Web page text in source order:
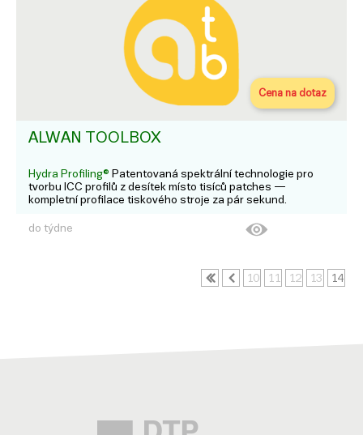
Cena na dotaz
ALWAN TOOLBOX
Hydra Profiling® Patentovaná spektrální technologie pro
tvorbu ICC profilů z desítek místo tisíců patches —
kompletní profilace tiskového stroje za pár sekund.
do týdne
10 11 12 13 14